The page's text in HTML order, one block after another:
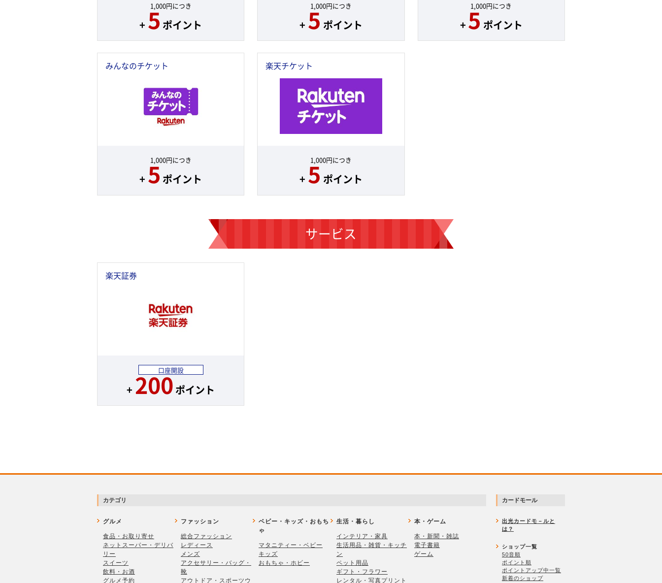
1,000円につき
+ 5ポイント
1,000円につき
+ 5 ポイント
1,000円につき
+ 5ポイント
みんなのチケット
1,000円につき
+ 5ポイント
楽天チケット
1,000円につき
+ 5 ポイント
サービス
楽天証券
口座開設
+ 200ポイント
カテゴリ
グルメ
食品・お取り寄せ
ネットスーパー・デリバ
リー
スイーツ
飲料・お酒
グルメ予約
ファッション
総合ファッション
レディース
メンズ
アクセサリー・バッグ・
靴
アウトドア・スポーツウ
ベビー・キッズ・おもち
ゃ
マタニティー・ベビー
キッズ
おもちゃ・ホビー
生活・暮らし
インテリア・家具
生活用品・雑貨・キッチ
ン
ペット用品
ギフト・フラワー
レンタル・写真プリント
本・ゲーム
本・新聞・雑誌
電子書籍
ゲーム
カードモール
出光カードモ－ルと
は？
ショップ一覧
50音順
ポイント順
ポイントアップ中一覧
新着のショップ